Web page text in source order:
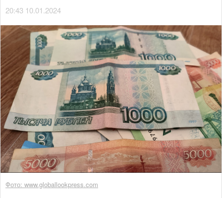
20:43 10.01.2024
Фото: www.globallookpress.com